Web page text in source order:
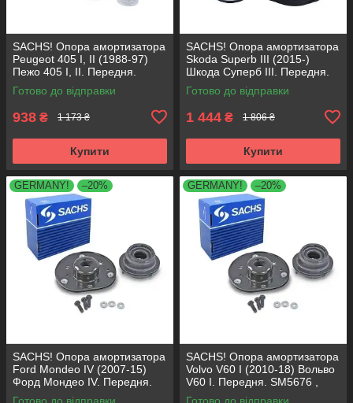
SACHS! Опора амортизатора
Peugeot 405 I, II (1988-97)
Пежо 405 I, II. Передня.
SM1553 , 803023 , KB659.36 ,
VKDA35336
Готово до відправки
938 ₴ 1 173 ₴
Купити
SACHS! Опора амортизатора
Skoda Superb III (2015-)
Шкода Суперб III. Передня.
803024 , KB657.27 ,
VKDA35167
Готово до відправки
1 444 ₴ 1 806 ₴
Купити
GERMANY! –20%
SACHS! Опора амортизатора
Ford Mondeo IV (2007-15)
Форд Мондео IV. Передня.
SM5676 , 803053 , KB652.30
GERMANY! –20%
SACHS! Опора амортизатора
Volvo V60 I (2010-18) Вольво
V60 I. Передня. SM5676 ,
803053 , KB652.30